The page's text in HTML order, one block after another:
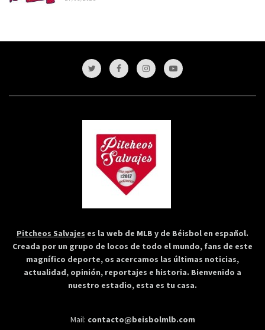
Pitcheos Salvajes es la web de MLB y de Béisbol en español.
Creada por un grupo de locos de todo el mundo, fans de este
magnífico deporte, os acercamos las últimas noticias,
actualidad, opinión, reportajes e historia. Bienvenido a
nuestro estadio, esta es tu casa.
Mail: contacto@beisbolmlb.com